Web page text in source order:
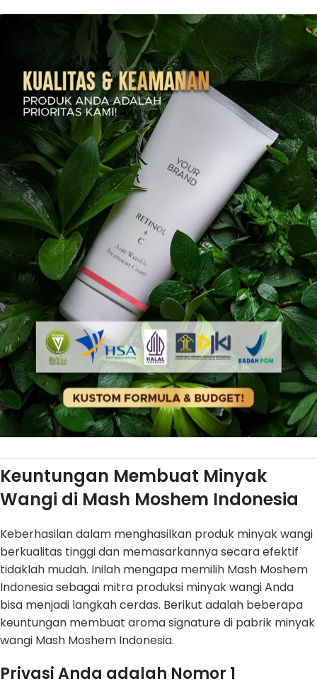
Keuntungan Membuat Minyak
Wangi di Mash Moshem Indonesia
Keberhasilan dalam menghasilkan produk minyak wangi
berkualitas tinggi dan memasarkannya secara efektif
tidaklah mudah. Inilah mengapa memilih Mash Moshem
Indonesia sebagai mitra produksi minyak wangi Anda
bisa menjadi langkah cerdas. Berikut adalah beberapa
keuntungan membuat aroma signature di pabrik minyak
wangi Mash Moshem Indonesia.
Privasi Anda adalah Nomor 1